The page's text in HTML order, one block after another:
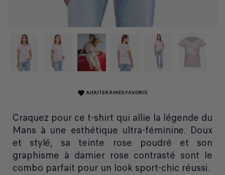
favorite AJOUTER À MES FAVORIS
Craquez pour ce t-shirt qui allie la légende du
Mans à une esthétique ultra-féminine. Doux
et stylé, sa teinte rose poudré et son
graphisme à damier rose contrasté sont le
combo parfait pour un look sport-chic réussi.